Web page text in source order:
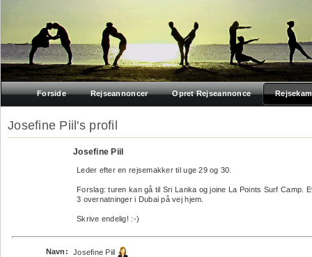
Forside Rejseannoncer Opret Rejseannonce
Josefine Piil's profil
Josefine Piil
Leder efter en rejsemakker til uge 29 og 30.
Forslag: turen kan gå til Sri Lanka og joine La Points Surf Camp.
3 overnatninger i Dubai på vej hjem.
Skrive endelig! :-)
Navn:
Josefine Piil